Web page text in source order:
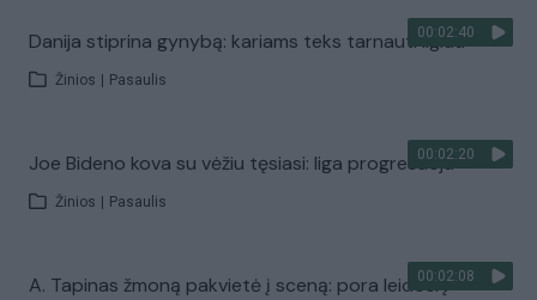
00:02:40
Danija stiprina gynybą: kariams teks tarnauti ilgiau
Žinios Pasaulis
00:02:20
Joe Bideno kova su vėžiu tęsiasi: liga progresuoja
Žinios Pasaulis
00:02:08
A. Tapinas žmoną pakvietė į sceną: pora leidosi į